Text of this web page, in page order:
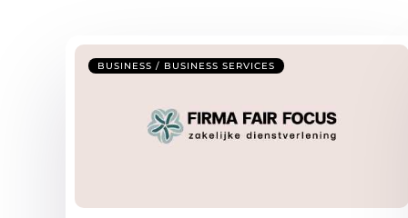
BUSINESS / BUSINESS SERVICES